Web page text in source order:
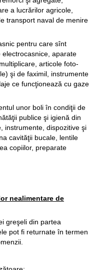
a lucrărilor agricole,
transport naval de menire
pentru care sînt
aparate
articole foto-
şi de faximil, instrumente
ce funcţionează cu gaze
unor boli în condiţii de
publice şi igienă din
instrumente, dispozitive şi
cavităţii bucale, lentile
copiilor, preparate
nealimentare de
greşeli din partea
pot fi returnate în termen